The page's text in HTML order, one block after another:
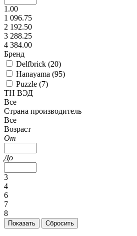
1.00
1 096.75
2 192.50
3 288.25
4 384.00
Бренд
Delfbrick (20)
Hanayama (95)
Puzzle (7)
ТН ВЭД
Все
Страна производитель
Все
Возраст
От
До
3
4
6
7
8